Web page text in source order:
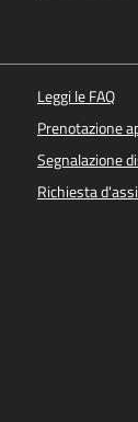
Leggi le FAQ
Prenotazione
Segnalazione
Richiesta